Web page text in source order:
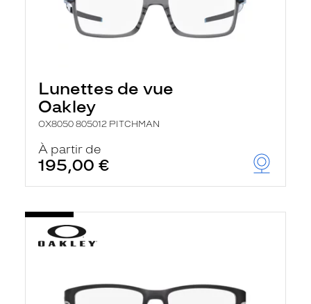
Lunettes de vue
Oakley
OX8050 805012 PITCHMAN
À partir de
195,00 €